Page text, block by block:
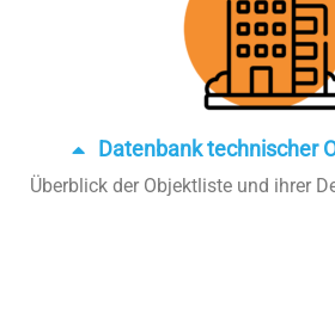
Datenbank technischer
Überblick der Objektliste und ihrer